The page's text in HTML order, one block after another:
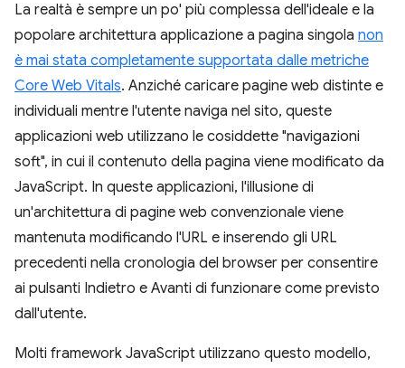
La realtà è sempre un po' più complessa dell'ideale e la
popolare architettura applicazione a pagina singola non
è mai stata completamente supportata dalle metriche
Core Web Vitals. Anziché caricare pagine web distinte e
individuali mentre l'utente naviga nel sito, queste
applicazioni web utilizzano le cosiddette "navigazioni
soft", in cui il contenuto della pagina viene modificato da
JavaScript. In queste applicazioni, l'illusione di
un'architettura di pagine web convenzionale viene
mantenuta modificando l'URL e inserendo gli URL
precedenti nella cronologia del browser per consentire
ai pulsanti Indietro e Avanti di funzionare come previsto
dall'utente.
Molti framework JavaScript utilizzano questo modello,